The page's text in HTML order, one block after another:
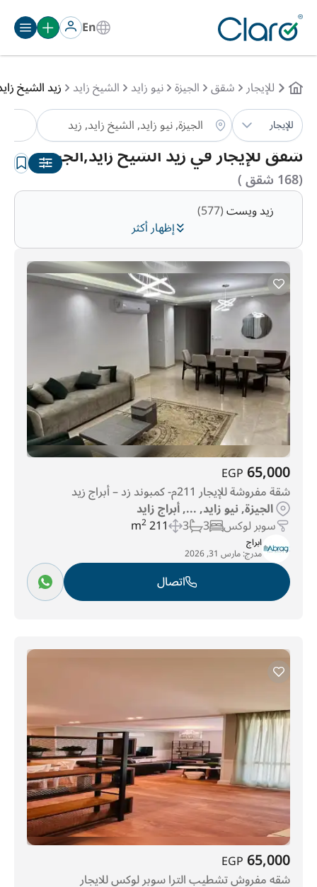
En
للإيجار شقق الجيزة نيو زايد الشيخ زايد زيد الشيخ
للإيجار
شقق للإيجار في زيد الشيخ زايد,الجيزة
(168 شقق )
الترتيب:تلقائي
إظهار أكثر
زيد ويست(577)
65,000
EGP
شقة مفروشة للإيجار 211م- كمبوند زد – أبراج زيد
الجيزة, نيو زايد, ..., أبراج زايد
سوبر لوكس 3
3
211 m
2
ابراج
مدرج:مارس 31, 2026
اتصال
65,000
EGP
شقه مفروش تشطيب الترا سوبر لوكس للايجار